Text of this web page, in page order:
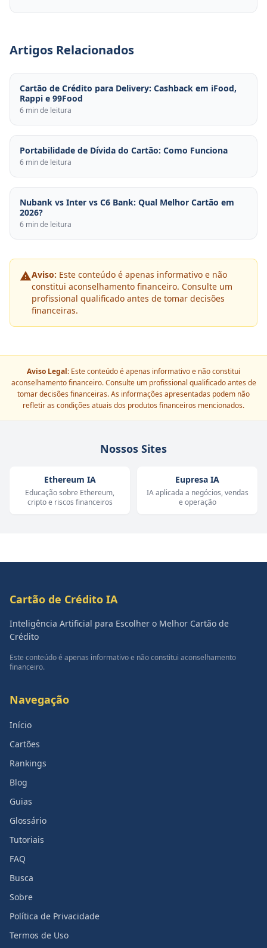
Artigos Relacionados
Cartão de Crédito para Delivery: Cashback em iFood,
Rappi e 99Food
6 min de leitura
Portabilidade de Dívida do Cartão: Como Funciona
6 min de leitura
Nubank vs Inter vs C6 Bank: Qual Melhor Cartão em
2026?
6 min de leitura
Aviso: Este conteúdo é apenas informativo e não
constitui aconselhamento financeiro. Consulte um
profissional qualificado antes de tomar decisões
financeiras.
Aviso Legal: Este conteúdo é apenas informativo e não constitui
aconselhamento financeiro. Consulte um profissional qualificado antes de
tomar decisões financeiras. As informações apresentadas podem não
refletir as condições atuais dos produtos financeiros mencionados.
Nossos Sites
Ethereum IA
Educação sobre Ethereum,
cripto e riscos financeiros
Eupresa IA
IA aplicada a negócios, vendas
e operação
Cartão de Crédito IA
Inteligência Artificial para Escolher o Melhor Cartão de
Crédito
Este conteúdo é apenas informativo e não constitui aconselhamento
financeiro.
Navegação
Início
Cartões
Rankings
Blog
Guias
Glossário
Tutoriais
FAQ
Busca
Sobre
Política de Privacidade
Termos de Uso